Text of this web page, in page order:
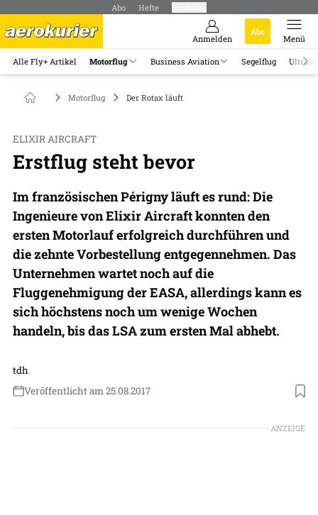
Abo Hefte
Anmelden
Abo
Menü
Alle Fly+ Artikel Motorflug Business Aviation Segelflug
Motorflug Der Rotax läuft
ELIXIR AIRCRAFT
Erstflug steht bevor
Im französischen Périgny läuft es rund: Die
Ingenieure von Elixir Aircraft konnten den
ersten Motorlauf erfolgreich durchführen und
die zehnte Vorbestellung entgegennehmen. Das
Unternehmen wartet noch auf die
Fluggenehmigung der EASA, allerdings kann es
sich höchstens noch um wenige Wochen
handeln, bis das LSA zum ersten Mal abhebt.
tdh
Veröffentlicht am 25.08.2017
ANZEIGE